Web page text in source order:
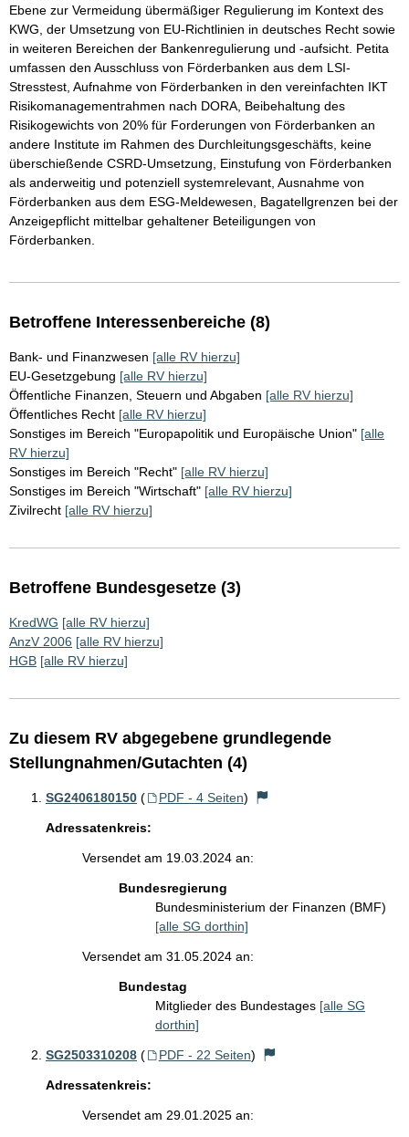
Ebene zur Vermeidung übermäßiger Regulierung im Kontext des
KWG, der Umsetzung von EU-Richtlinien in deutsches Recht sowie
in weiteren Bereichen der Bankenregulierung und -aufsicht. Petita
umfassen den Ausschluss von Förderbanken aus dem LSI-
Stresstest, Aufnahme von Förderbanken in den vereinfachten IKT
Risikomanagementrahmen nach DORA, Beibehaltung des
Risikogewichts von 20% für Forderungen von Förderbanken an
andere Institute im Rahmen des Durchleitungsgeschäfts, keine
überschießende CSRD-Umsetzung, Einstufung von Förderbanken
als anderweitig und potenziell systemrelevant, Ausnahme von
Förderbanken aus dem ESG-Meldewesen, Bagatellgrenzen bei der
Anzeigepflicht mittelbar gehaltener Beteiligungen von
Förderbanken.
Betroffene Interessenbereiche (8)
Bank- und Finanzwesen [alle RV hierzu]
EU-Gesetzgebung [alle RV hierzu]
Öffentliche Finanzen, Steuern und Abgaben [alle RV hierzu]
Öffentliches Recht [alle RV hierzu]
Sonstiges im Bereich "Europapolitik und Europäische Union" [alle
RV hierzu]
Sonstiges im Bereich "Recht" [alle RV hierzu]
Sonstiges im Bereich "Wirtschaft" [alle RV hierzu]
Zivilrecht [alle RV hierzu]
Betroffene Bundesgesetze (3)
KredWG [alle RV hierzu]
AnzV 2006 [alle RV hierzu]
HGB [alle RV hierzu]
Zu diesem RV abgegebene grundlegende
Stellungnahmen/Gutachten (4)
SG2406180150 ( PDF - 4 Seiten)
Adressatenkreis:
Versendet am 19.03.2024 an:
Bundesregierung
Bundesministerium der Finanzen (BMF)
[alle SG dorthin]
Versendet am 31.05.2024 an:
Bundestag
Mitglieder des Bundestages [alle SG
dorthin]
SG2503310208 ( PDF - 22 Seiten)
Adressatenkreis:
Versendet am 29.01.2025 an: